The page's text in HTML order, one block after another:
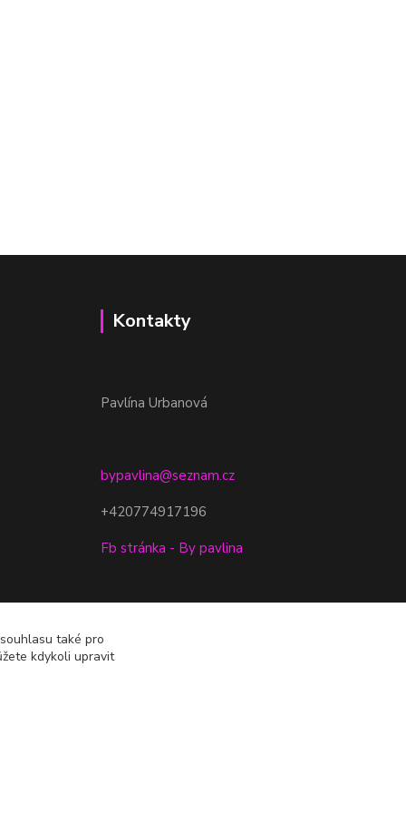
Kontakty
Pavlína Urbanová
bypavlina@seznam.cz
+420774917196
Fb stránka - By pavlina
také pro
kdykoli upravit